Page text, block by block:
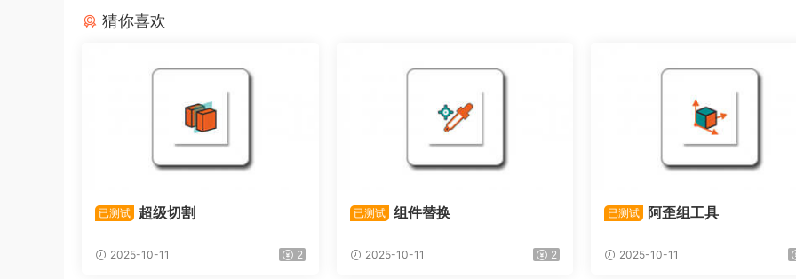
猜你喜欢
已测试 超级切割
2025-10-11 2
已测试 组件替换
2025-10-11 2
已测试 阿歪组工具
2025-10-11